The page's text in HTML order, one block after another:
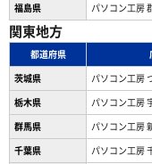
福島県
パソコン工房
関東地方
都道府県
茨城県
パソコン工房
栃木県
パソコン工房
群馬県
パソコン工房
千葉県
パソコン工房